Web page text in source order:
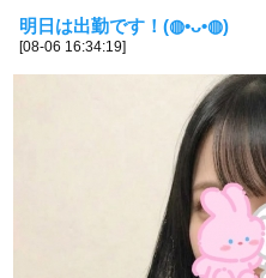
明日は出勤です！(⁠◍⁠•⁠ᴗ⁠•⁠◍⁠)
[08-06 16:34:19]